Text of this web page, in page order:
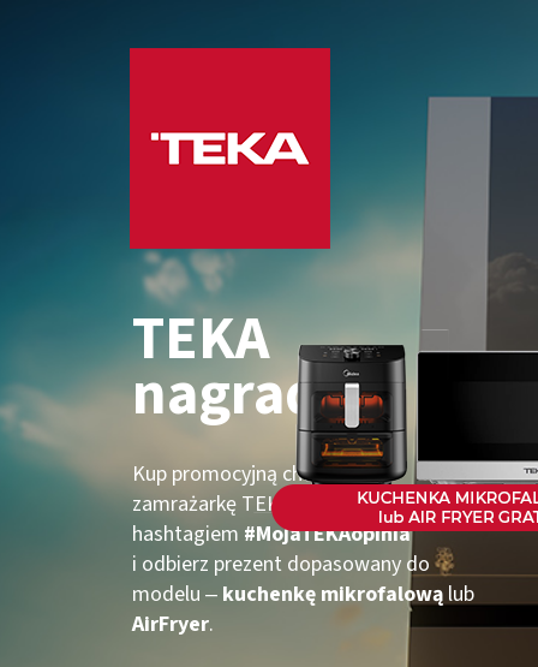
TEKA
nagradza!
Kup promocyjną chłodziarko-
zamrażarkę TEKA, dodaj opinię z
hashtagiem #MojaTEKAopinia
i odbierz prezent dopasowany do
modelu ‒ kuchenkę mikrofalową lub
AirFryer.